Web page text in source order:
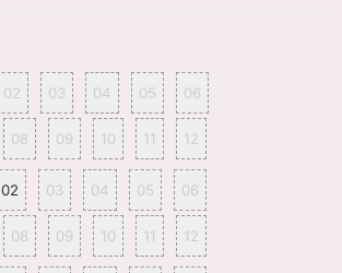
02 03 04 05 06
08 09 10 11 12
02 03 04 05 06
08 09 10 11 12